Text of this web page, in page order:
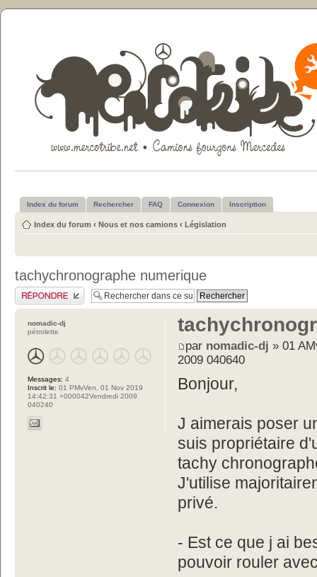
Index du forum Rechercher FAQ Connexion Inscription
Index du forum ‹ Nous et nos camions ‹ Législation
tachychronographe numerique
Publier une réponse
par nomadic-dj » 01
2009 040640
Bonjour,
J aimerais poser
suis propriétaire
tachy
J'utilise
privé.
- Est ce que j ai
pouvoir rouler
nomadic-dj
pétrolette
Messages: 4
Inscrit le: 01 PMvVen, 01 Nov 2019
14:42:31 +000042Vendredi 2009
040240